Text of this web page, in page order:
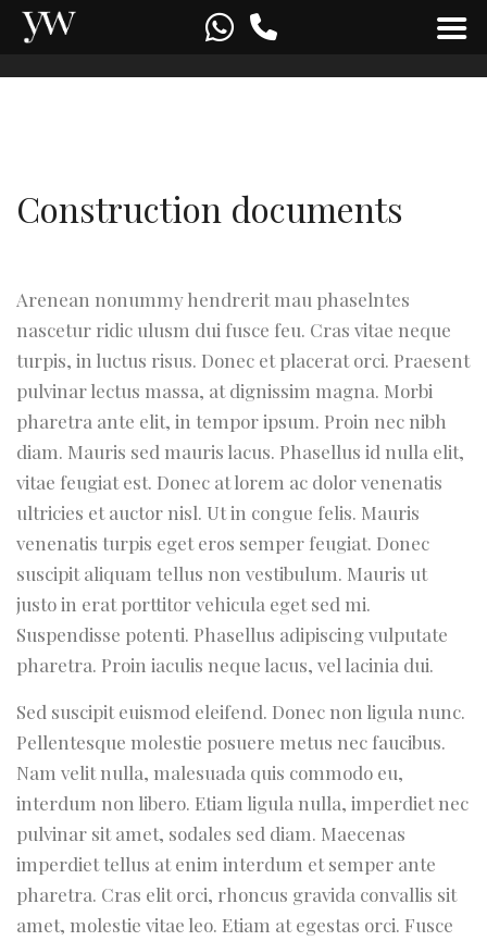
Construction documents
Arenean nonummy hendrerit mau phaselntes
nascetur ridic ulusm dui fusce feu. Cras vitae neque
turpis, in luctus risus. Donec et placerat orci. Praesent
pulvinar lectus massa, at dignissim magna. Morbi
pharetra ante elit, in tempor ipsum. Proin nec nibh
diam. Mauris sed mauris lacus. Phasellus id nulla elit,
vitae feugiat est. Donec at lorem ac dolor venenatis
ultricies et auctor nisl. Ut in congue felis. Mauris
venenatis turpis eget eros semper feugiat. Donec
suscipit aliquam tellus non vestibulum. Mauris ut
justo in erat porttitor vehicula eget sed mi.
Suspendisse potenti. Phasellus adipiscing vulputate
pharetra. Proin iaculis neque lacus, vel lacinia dui.
Sed suscipit euismod eleifend. Donec non ligula nunc.
Pellentesque molestie posuere metus nec faucibus.
Nam velit nulla, malesuada quis commodo eu,
interdum non libero. Etiam ligula nulla, imperdiet nec
pulvinar sit amet, sodales sed diam. Maecenas
imperdiet tellus at enim interdum et semper ante
pharetra. Cras elit orci, rhoncus gravida convallis sit
amet, molestie vitae leo. Etiam at egestas orci. Fusce